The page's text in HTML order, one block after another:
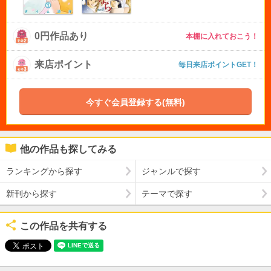
0円作品あり 本棚に入れておこう！
来店ポイント 毎日来店ポイントGET！
今すぐ会員登録する(無料)
他の作品も探してみる
ランキングから探す ジャンルで探す
新刊から探す テーマで探す
この作品を共有する